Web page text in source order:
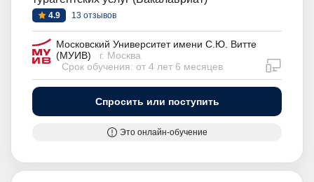
4.9 13 отзывов
Московский Университет имени С.Ю. Витте
(МУИВ)
г. Москва
Срок обучения: от 4 лет 6 месяцев
Спросить или поступить
Это онлайн-обучение